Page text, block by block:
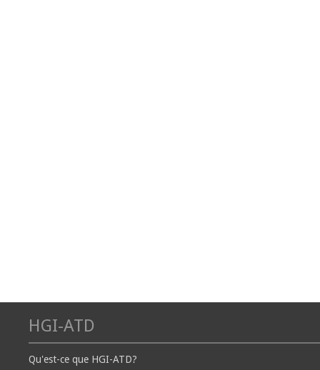
HGI-ATD
Qu'est-ce que HGI-ATD?